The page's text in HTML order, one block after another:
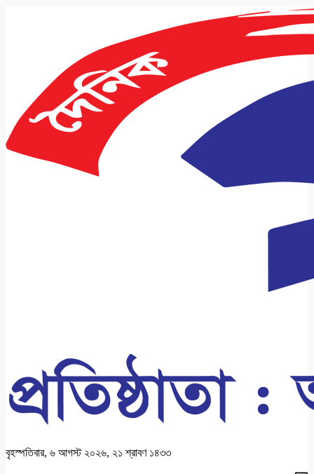
বৃহস্পতিবার, ৬ আগস্ট ২০২৬, ২১ শ্রাবণ ১৪৩৩